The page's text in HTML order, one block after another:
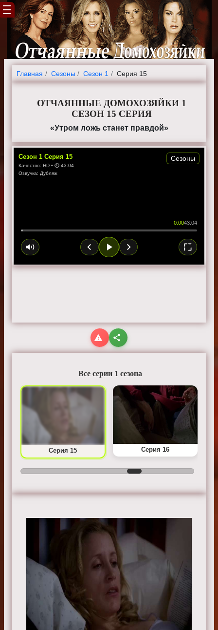
Главная Cезоны Сезон 1 Серия 15
ОТЧАЯННЫЕ ДОМОХОЗЯЙКИ 1
СЕЗОН 15 СЕРИЯ
«Утром ложь станет правдой»
Сезон 1 Серия 15
Качество: HD • ⏱ 43:04
Озвучка: Дубляж
0:0043:04
Сезоны
Все серии 1 сезона
Серия 15 Серия 16